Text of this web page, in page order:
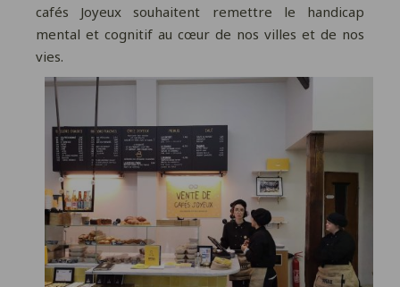
cafés Joyeux souhaitent remettre le handicap
mental et cognitif au cœur de nos villes et de nos
vies.